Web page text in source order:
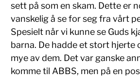
sett på som en skam. Dette er
vanskelig å se for seg fra vårt
Spesielt når vi kunne se Guds
barna. De hadde et stort hjerte
mye av dem. Det var ganske
komme til ABBS, men på en